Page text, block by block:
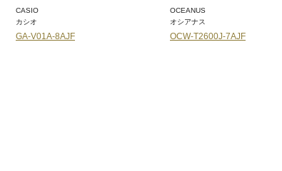
CASIO
カシオ
GA-V01A-8AJF
OCEANUS
オシアナス
OCW-T2600J-7AJF